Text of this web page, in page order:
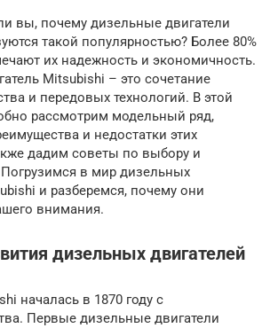
вы, почему дизельные двигатели
такой популярностью? Более 80%
их надежность и экономичность.
Mitsubishi – это сочетание
и передовых технологий. В этой
рассмотрим модельный ряд,
и недостатки этих
дадим советы по выбору и
в мир дизельных
и разберемся, почему они
внимания.
дизельных двигателей
началась в 1870 году с
Первые дизельные двигатели